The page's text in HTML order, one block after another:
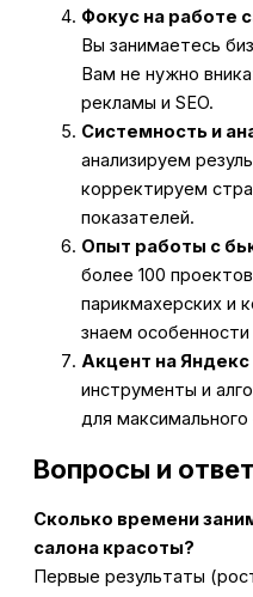
Фокус на работе
Вы занимаетесь
Вам не нужно
рекламы и SEO.
Системность и
анализируем
корректируем
показателей.
Опыт работы с
более 100
парикмахерских и
знаем
Акцент на Яндекс
инструменты и
для
Вопросы и
Сколько времени
салона красоты?
Первые результаты